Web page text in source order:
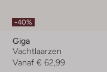
-40%
Giga
Vachtlaarzen
Vanaf € 62,99